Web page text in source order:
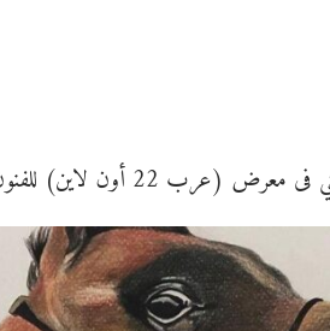
أون لاين) للفنون التشكيلية"